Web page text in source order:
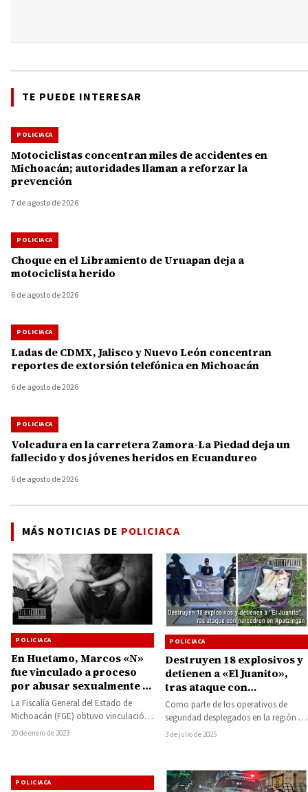
TE PUEDE INTERESAR
POLICIACA
Motociclistas concentran miles de accidentes en
Michoacán; autoridades llaman a reforzar la
prevención
7 de agosto de 2026
POLICIACA
Choque en el Libramiento de Uruapan deja a
motociclista herido
6 de agosto de 2026
POLICIACA
Ladas de CDMX, Jalisco y Nuevo León concentran
reportes de extorsión telefónica en Michoacán
6 de agosto de 2026
POLICIACA
Volcadura en la carretera Zamora-La Piedad deja un
fallecido y dos jóvenes heridos en Ecuandureo
6 de agosto de 2026
MÁS NOTICIAS DE POLICIACA
POLICIACA
En Huetamo, Marcos «N»
fue vinculado a proceso
por abusar sexualmente a
su sobrino
La Fiscalía General del Estado de
Michoacán (FGE) obtuvo vinculación
a proceso en contra de Marcos “N”,
20 de enero de 2023
POLICIACA
Destruyen 18 explosivos y
detienen a «El Juanito»,
tras ataque con
narcodron en Apatzingán
Como parte de los operativos de
seguridad desplegados en la región de
Tierra Caliente tras la agresión con…
3 de julio de 2025
POLICIACA